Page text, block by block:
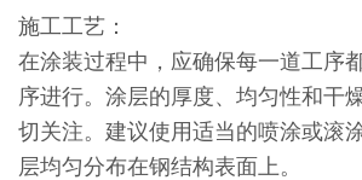
施工工艺：
在涂装过程中，应确保每一道工序
序进行。涂层的厚度、均匀性和干
切关注。建议使用适当的喷涂或滚
层均匀分布在钢结构表面上。